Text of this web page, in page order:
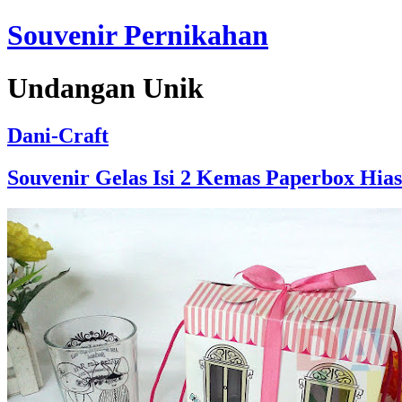
Souvenir Pernikahan
Undangan Unik
Dani-Craft
Souvenir Gelas Isi 2 Kemas Paperbox